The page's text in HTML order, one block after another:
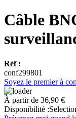
Câble
Réf :
conf299801
Soyez le premier à
À partir de 36,90 €
Disponibilité :